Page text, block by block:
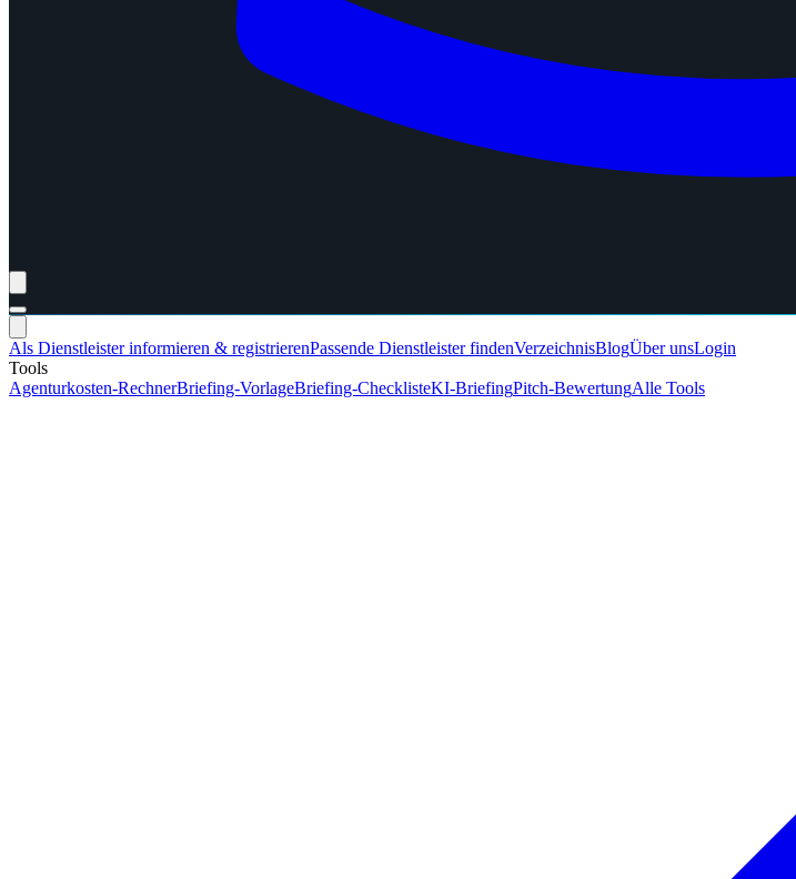
Als Dienstleister informieren & registrierenPassende Dienstleister findenVerzeichnisBlogÜber unsLogin
Tools
Agenturkosten-RechnerBriefing-VorlageBriefing-ChecklisteKI-BriefingPitch-BewertungAlle Tools